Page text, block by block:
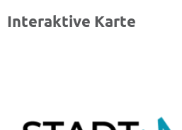
Interaktive Karte